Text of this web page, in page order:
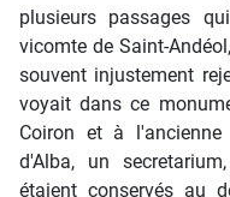
plusieurs passages
vicomte de Saint-
souvent injustement
voyait dans ce
Coiron et à l'ancienne
d'Alba, un
étaient conservés au